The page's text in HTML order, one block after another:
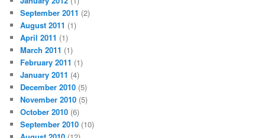
September 2011 (2)
August 2011 (1)
April 2011 (1)
March 2011 (1)
February 2011 (1)
January 2011 (4)
December 2010 (5)
November 2010 (5)
October 2010 (6)
September 2010 (10)